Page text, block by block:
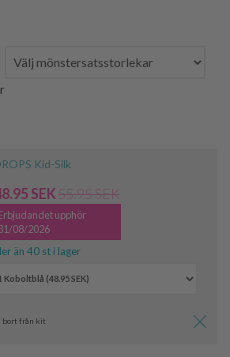
Kid-Silk
SEK55.95 SEK
upphör
08/2026
än 40 st i lager
bort från kit